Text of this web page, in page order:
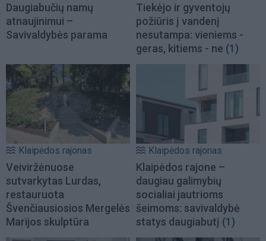
Daugiabučių namų
atnaujinimui –
Savivaldybės parama
Tiekėjo ir gyventojų
požiūris į vandenį
nesutampa: vieniems -
geras, kitiems - ne (1)
Klaipėdos rajonas
Veiviržėnuose
sutvarkytas Lurdas,
restauruota
Švenčiausiosios Mergelės
Marijos skulptūra
Klaipėdos rajonas
Klaipėdos rajone –
daugiau galimybių
socialiai jautrioms
šeimoms: savivaldybė
statys daugiabutį (1)